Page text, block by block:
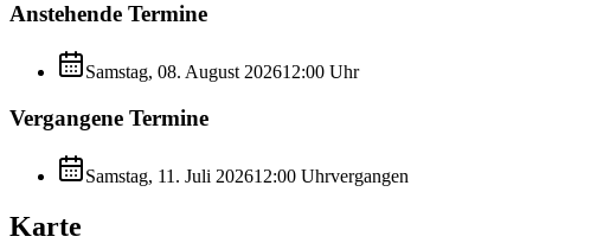
Anstehende Termine
Samstag, 08. August 202612:00 Uhr
Vergangene Termine
Samstag, 11. Juli 202612:00 Uhrvergangen
Karte